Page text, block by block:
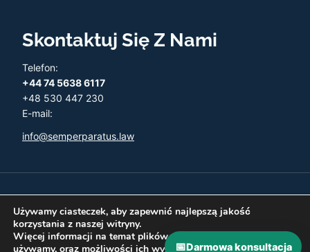
Skontaktuj Się Z Nami
Telefon:
+44 74 5638 6117
+48 530 447 230
E-mail:
info@semperparatus.law
© 2026 Semper Paratus - Twoja księgowość w UK
Używamy ciasteczek, aby zapewnić najlepszą jakość
korzystania z naszej witryny.
Więcej informacji na temat plików ciasteczka, których
używamy, oraz możliwości ich wyłączenia znajdziesz w
📅Darmowa konsultacja